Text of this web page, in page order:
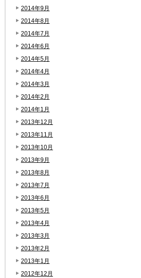
2014年9月
2014年8月
2014年7月
2014年6月
2014年5月
2014年4月
2014年3月
2014年2月
2014年1月
2013年12月
2013年11月
2013年10月
2013年9月
2013年8月
2013年7月
2013年6月
2013年5月
2013年4月
2013年3月
2013年2月
2013年1月
2012年12月